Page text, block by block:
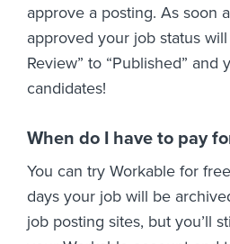
approve a posting. As soon
approved your job status
Review” to “Published” and
candidates!
When do I have to pay
You can try Workable for
days your job will be
job posting sites, but you’ll